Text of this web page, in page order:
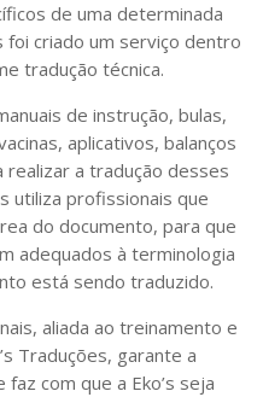
de uma determinada
criado um serviço dentro
tradução técnica.
de instrução, bulas,
aplicativos, balanços
a tradução desses
utiliza profissionais que
do documento, para que
adequados à terminologia
está sendo traduzido.
aliada ao treinamento e
Traduções, garante a
com que a Eko’s seja